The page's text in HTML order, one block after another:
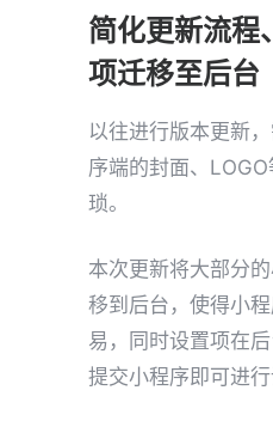
简化更新流程
项迁移至后台
以往进行版本更新
序端的封面、
琐。
本次更新将大部分
移到后台，使得小
易，同时设置项在
提交小程序即可进行